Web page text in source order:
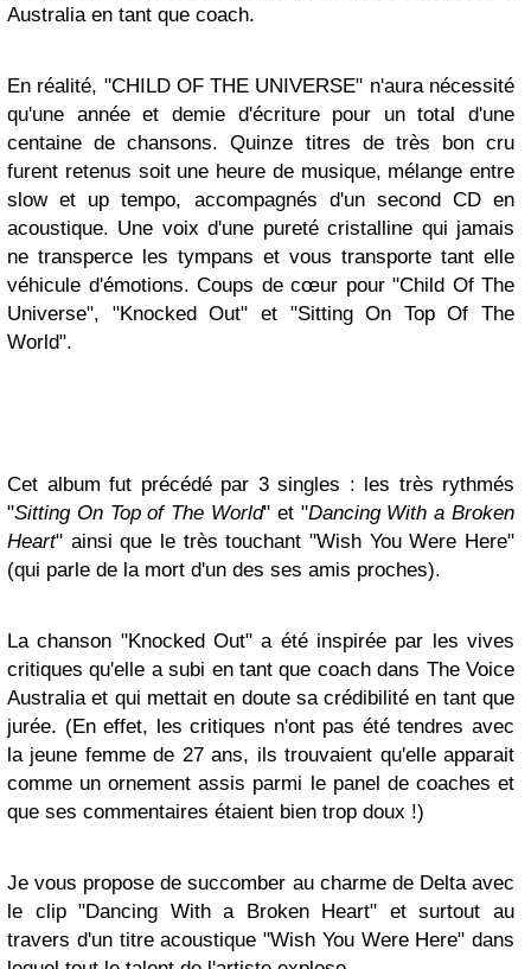
Australia en tant que coach.
En réalité, "CHILD OF THE UNIVERSE" n'aura nécessité
qu'une année et demie d'écriture pour un total d'une
centaine de chansons. Quinze titres de très bon cru
furent retenus soit une heure de musique, mélange entre
slow et up tempo, accompagnés d'un second CD en
acoustique. Une voix d'une pureté cristalline qui jamais
ne transperce les tympans et vous transporte tant elle
véhicule d'émotions. Coups de cœur pour "Child Of The
Universe", "Knocked Out" et "Sitting On Top Of The
World".
Cet album fut précédé par 3 singles : les très rythmés
"Sitting On Top of The World" et "Dancing With a Broken
Heart" ainsi que le très touchant "Wish You Were Here"
(qui parle de la mort d'un des ses amis proches).
La chanson "Knocked Out" a été inspirée par les vives
critiques qu'elle a subi en tant que coach dans The Voice
Australia et qui mettait en doute sa crédibilité en tant que
jurée. (En effet, les critiques n'ont pas été tendres avec
la jeune femme de 27 ans, ils trouvaient qu'elle apparait
comme un ornement assis parmi le panel de coaches et
que ses commentaires étaient bien trop doux !)
Je vous propose de succomber au charme de Delta avec
le clip "Dancing With a Broken Heart" et surtout au
travers d'un titre acoustique "Wish You Were Here" dans